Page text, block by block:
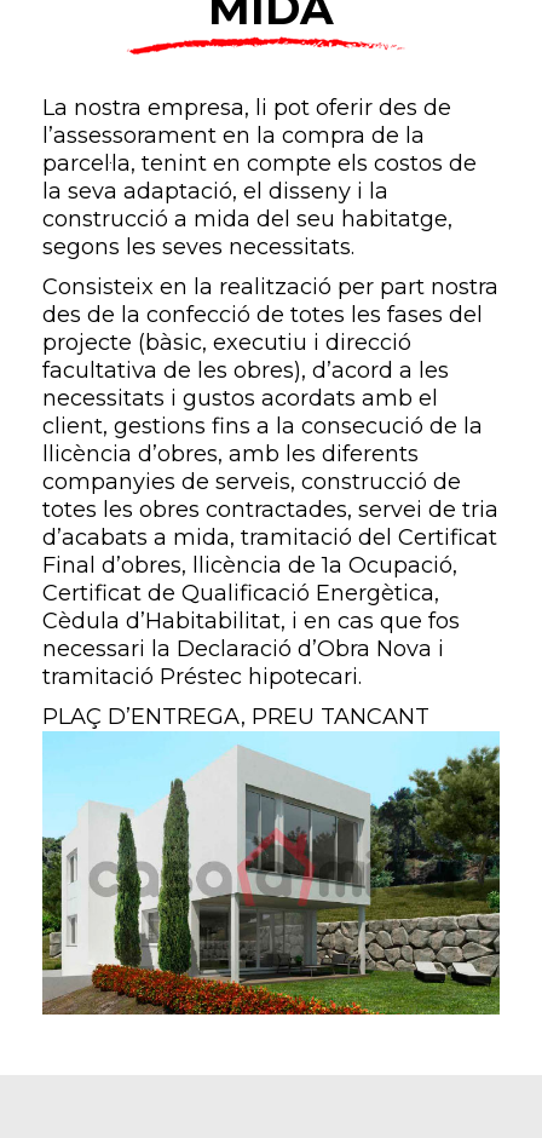
La nostra empresa, li pot oferir des de
l’assessorament en la compra de la
parcel·la, tenint en compte els costos de
la seva adaptació, el disseny i la
construcció a mida del seu habitatge,
segons les seves necessitats.
Consisteix en la realització per part nostra
des de la confecció de totes les fases del
projecte (bàsic, executiu i direcció
facultativa de les obres), d’acord a les
necessitats i gustos acordats amb el
client, gestions fins a la consecució de la
llicència d’obres, amb les diferents
companyies de serveis, construcció de
totes les obres contractades, servei de tria
d’acabats a mida, tramitació del Certificat
Final d’obres, llicència de 1a Ocupació,
Certificat de Qualificació Energètica,
Cèdula d’Habitabilitat, i en cas que fos
necessari la Declaració d’Obra Nova i
tramitació Préstec hipotecari.
PLAÇ D’ENTREGA, PREU TANCANT